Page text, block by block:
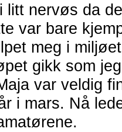
litt nervøs da
var bare
meg i
gikk som
var veldig
i mars. Nå